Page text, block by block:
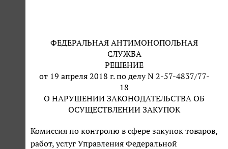
ФЕДЕРАЛЬНАЯ АНТИМОНОПОЛЬНАЯ
СЛУЖБА
РЕШЕНИЕ
от 19 апреля 2018 г. по делу N 2-57-4837/77-
18
О НАРУШЕНИИ ЗАКОНОДАТЕЛЬСТВА ОБ
ОСУЩЕСТВЛЕНИИ ЗАКУПОК
Комиссия по контролю в сфере закупок товаров,
работ, услуг Управления Федеральной